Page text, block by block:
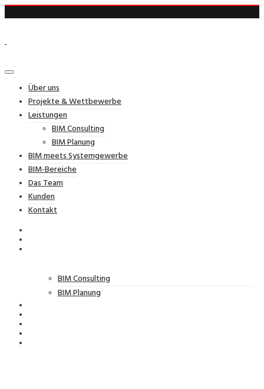
Über uns
Projekte & Wettbewerbe
Leistungen
BIM Consulting
BIM Planung
BIM meets Systemgewerbe
BIM-Bereiche
Das Team
Kunden
Kontakt
BIM Consulting
BIM Planung